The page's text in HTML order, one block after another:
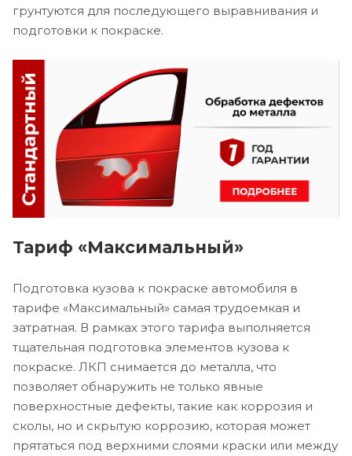
грунтуются для последующего выравнивания и
подготовки к покраске.
Тариф «Максимальный»
Подготовка кузова к покраске автомобиля в
тарифе «Максимальный» самая трудоемкая и
затратная. В рамках этого тарифа выполняется
тщательная подготовка элементов кузова к
покраске. ЛКП снимается до металла, что
позволяет обнаружить не только явные
поверхностные дефекты, такие как коррозия и
сколы, но и скрытую коррозию, которая может
прятаться под верхними слоями краски или между